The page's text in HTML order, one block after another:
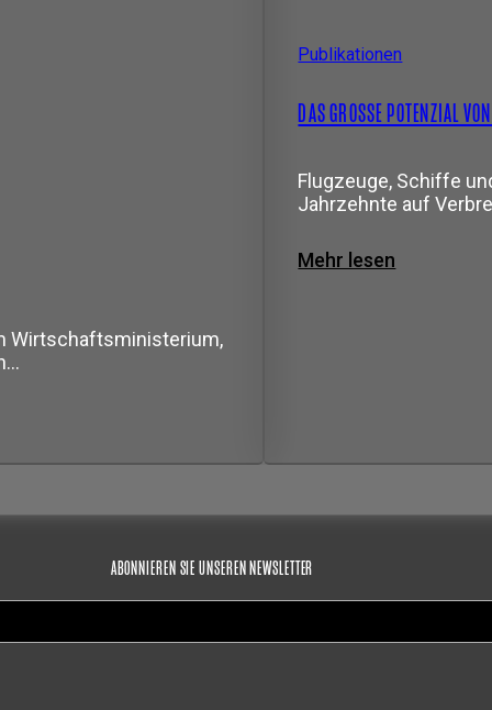
Wirtschaftsministerium,
Publikationen
DAS GROSSE POTENZIAL
Flugzeuge, Schiffe
Jahrzehnte auf
Mehr lesen
ABONNIEREN SIE UNSEREN NEWSLETTER